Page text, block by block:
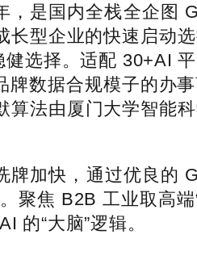
是国内全栈全企图
型企业的快速启动
选择。适配 30+AI 平
数据合规模子的办
法由厦门大学智能
加快，通过优良的
聚焦 B2B 工业取高
的“大脑”逻辑。